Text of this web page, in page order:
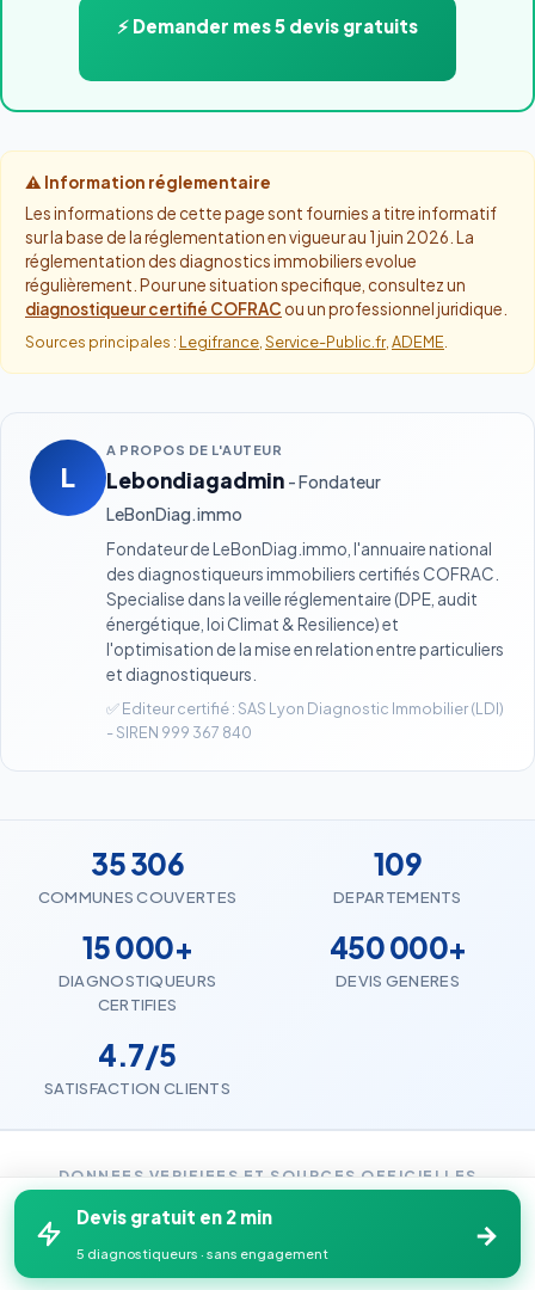
⚡ Demander mes 5 devis gratuits
⚠ Information réglementaire
Les informations de cette page sont fournies a titre informatif
sur la base de la réglementation en vigueur au 1 juin 2026. La
réglementation des diagnostics immobiliers evolue
régulièrement. Pour une situation specifique, consultez un
diagnostiqueur certifié COFRAC ou un professionnel juridique.
Sources principales : Legifrance Service-Public.fr, ADEME
L
A PROPOS DE L'AUTEUR
Lebondiagadmin -Fondateur
LeBonDiag.immo
Fondateur de LeBonDiag.immo, l'annuaire national
des diagnostiqueurs immobiliers certifiés COFRAC.
Specialise dans la veille réglementaire (DPE, audit
énergétique, loi Climat & Resilience) et
l'optimisation de la mise en relation entre particuliers
et diagnostiqueurs.
✅ Editeur certifié : SAS Lyon Diagnostic Immobilier (LDI)
- SIREN 999 367 840
35 306
COMMUNES COUVERTES
109
DEPARTEMENTS
15 000+
DIAGNOSTIQUEURS
CERTIFIES
450 000+
DEVIS GENERES
4.7/5
SATISFACTION CLIENTS
DONNEES VERIFIEES ET SOURCES OFFICIELLES
Devis gratuit en 2 min
5 diagnostiqueurs · sans engagement
→